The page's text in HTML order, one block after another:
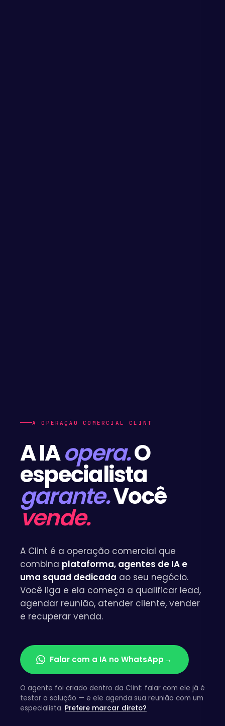
A OPERAÇÃO COMERCIAL CLINT
A IAopera.O
especialista
garante.Você
vende.
A Clint é a operação comercial que
combina plataforma, agentes de IA e
uma squad dedicada ao seu negócio.
Você liga e ela começa a qualificar lead,
agendar reunião, atender cliente, vender
e recuperar venda.
Falar com a IA no WhatsApp →
O agente foi criado dentro da Clint: falar com ele já é
testar a solução — e ele agenda sua reunião com um
especialista. Prefere marcar direto?